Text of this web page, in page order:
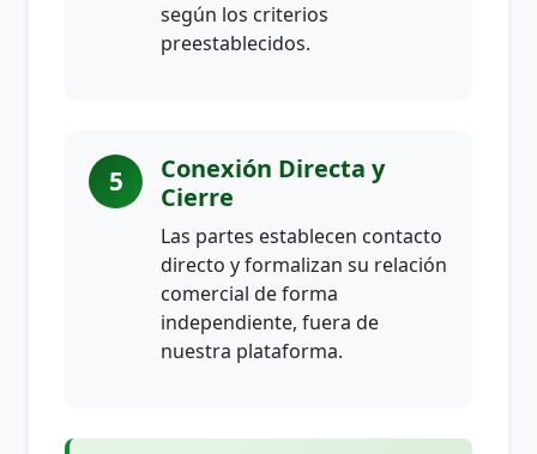
según los criterios
preestablecidos.
5
Conexión Directa y
Cierre
Las partes establecen contacto
directo y formalizan su relación
comercial de forma
independiente, fuera de
nuestra plataforma.